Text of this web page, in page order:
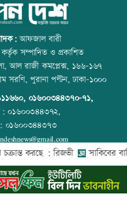
খাতকে আনুষ্ঠানিক কাঠামোয় আনছে
মতামত চাইল মন্ত্রণালয়
দক্ষতা উন্নয়নে বাংলাদেশ-অস্ট্রেলিয়ার
উদ্যোগ
বাড়ছে নিরাপত্তা, বসছে অ্যান্টি-
সিস্টেম
সনদ দিলো কালীগঞ্জ
বিশ্ব বন্ধু দিবস
ঘিরে ভাইরাল ভিডিওতে ছবি
জুড়ে অপপ্রচার: এলিন
মাতৃদুগ্ধ দিবস আজ
স্বর্ণ-রুপা যে দামে বিক্রি হচ্ছে
আফজাল বারী
সম্পাদিত ও প্রকাশিত
আল রাজী কমপ্লেক্স, ১৬৬-১৬৭
সরণি, পুরানা পল্টন, ঢাকা-১০০০
, ০১৬০০৩৪৪৩৭০-৭১,
০১৬০০৩৪৪৩৭২,
০১৬০০৩৪৪৩৭৩
কর্তৃক সর্বসত্ব ® সংরক্ষিত | উন্নয়নে
: রিজভী সাকিবের বাড়িতে